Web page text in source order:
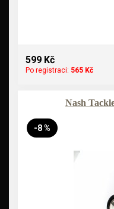
599 Kč
Po registraci: 565 Kč
Nash
-8 %